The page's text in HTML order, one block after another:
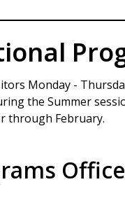
Monday -
the Summer
through February.
Office